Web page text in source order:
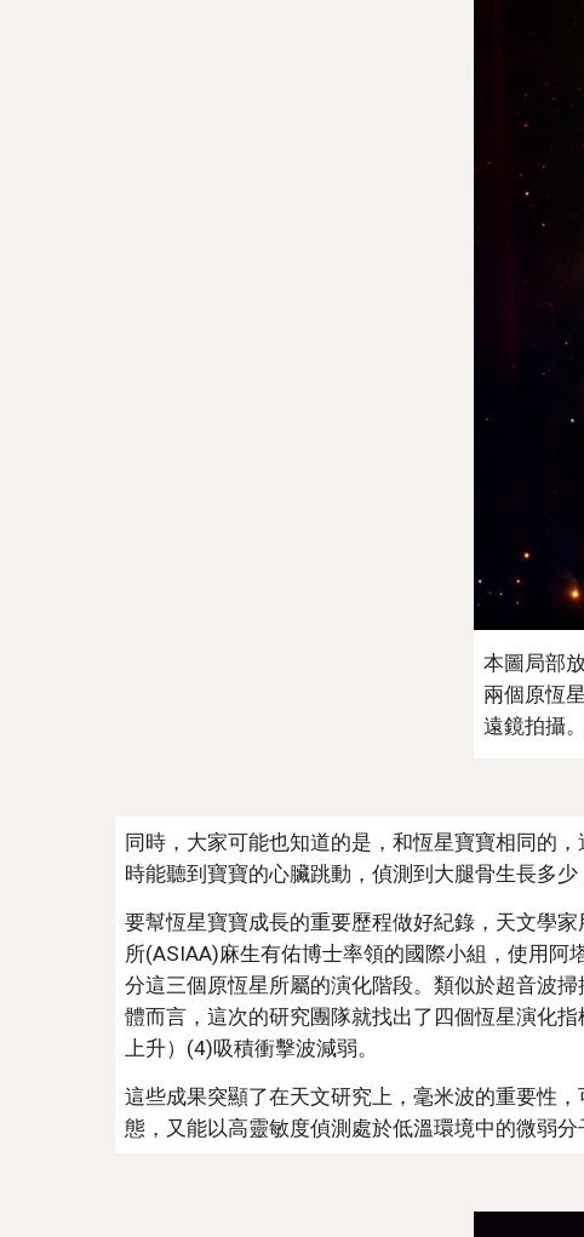
本圖局部
兩個原恆
遠鏡拍攝
同時，大家可能也知道的是，和恆星寶寶相同的
時能聽到寶寶的心臟跳動，偵測到大腿骨生長多
要幫恆星寶寶成長的重要歷程做好紀錄，天文學
所(ASIAA)麻生有佑博士率領的國際小組，使用
分這三個原恆星所屬的演化階段。類似於超音波
體而言，這次的研究團隊就找出了四個恆星演化
上升）(4)吸積衝擊波減弱。
這些成果突顯了在天文研究上，毫米波的重要性
態，又能以高靈敏度偵測處於低溫環境中的微弱